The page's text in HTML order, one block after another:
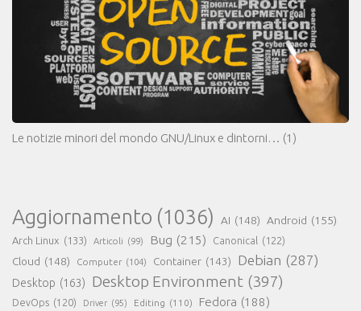
Le notizie minori del mondo GNU/Linux e dintorni… (1)
Aggiornamento (1036) AI (148) Android (155)
Arch Linux (133) Articoli (99) Bug (215) Canonical (122)
Cloud (148) Computer (104) Container (143) Debian (287)
Desktop (163) Desktop Environment (397)
DevOps (120) Driver (95) Editing (110) Fedora (188)